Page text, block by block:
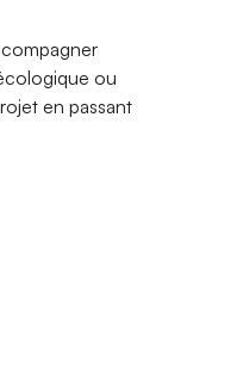
ou
en passant